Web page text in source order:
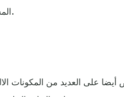
المسام وحب الشباب.
على العديد من المكونات